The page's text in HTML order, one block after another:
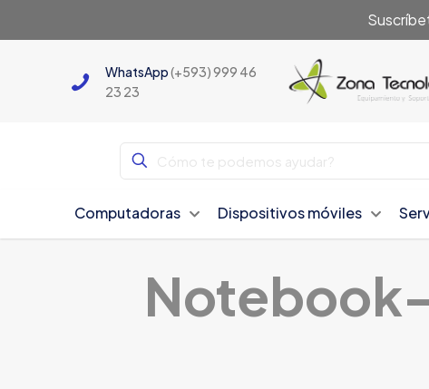
WhatsApp(+593) 999 46
23 23
Computadoras Dispositivos móviles